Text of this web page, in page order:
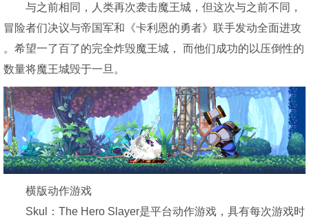
与之前相同，人类再次袭击魔王城，但这次与之前不同，
冒险者们决议与帝国军和《卡利恩的勇者》联手发动全面进攻
。希望一了百了的完全炸毁魔王城， 而他们成功的以压倒性的
数量将魔王城毁于一旦。
横版动作游戏
Skul：The Hero Slayer是平台动作游戏，具有每次游戏时